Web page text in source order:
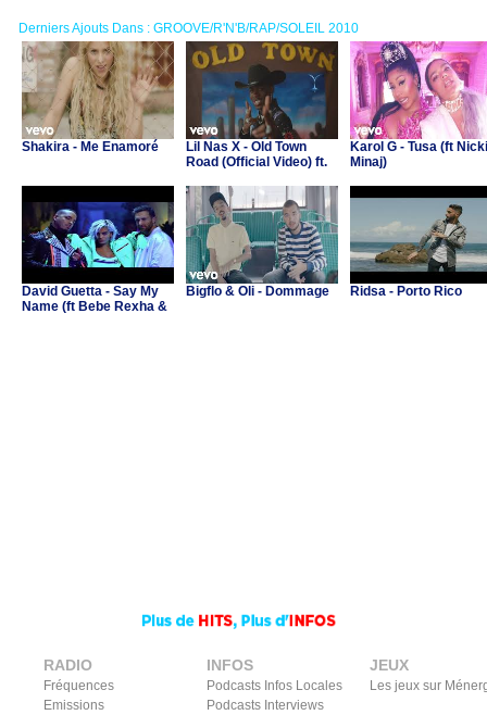
Derniers Ajouts Dans : GROOVE/R'N'B/RAP/SOLEIL 2010
Shakira - Me Enamoré
Lil Nas X - Old Town
Road (Official Video) ft.
Karol G - Tusa (ft Nicki
Minaj)
David Guetta - Say My
Name (ft Bebe Rexha &
Bigflo & Oli - Dommage Ridsa - Porto Rico
RADIO
Fréquences
Emissions
INFOS
Podcasts Infos Locales
Podcasts Interviews
JEUX
Les jeux sur